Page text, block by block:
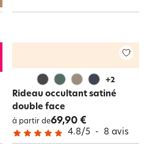
+2
Rideau occultant satiné
double face
à partir de69,90 €
4.8/5 - 8 avis